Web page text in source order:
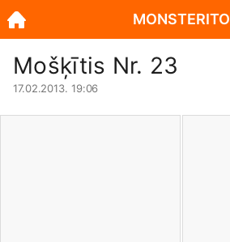
Mošķītis Nr. 23
17.02.2013. 19:06
MONSTERITO